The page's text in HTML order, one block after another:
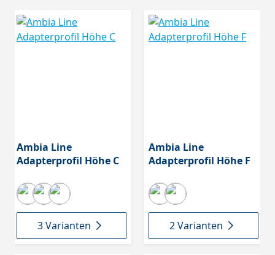
Ambia Line
Adapterprofil Höhe C
3 Varianten
Ambia Line
Adapterprofil Höhe F
2 Varianten